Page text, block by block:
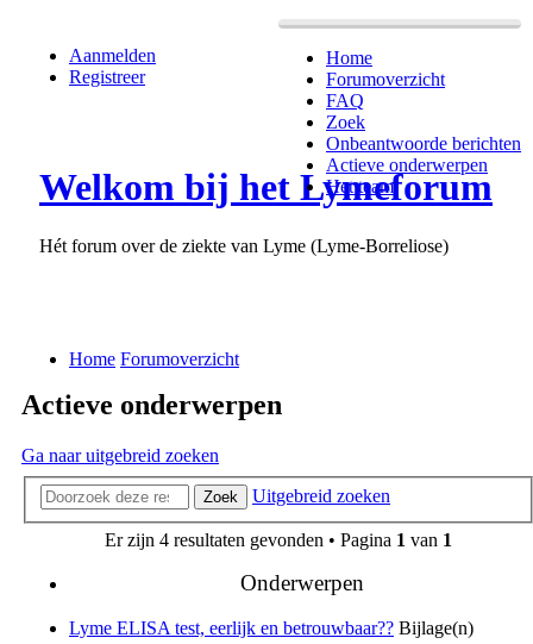
Home
Forumoverzicht
FAQ
Zoek
Onbeantwoorde berichten
Actieve onderwerpen
Het team
Aanmelden
Registreer
Welkom bij het Lymeforum
Hét forum over de ziekte van Lyme (Lyme-Borreliose)
Home Forumoverzicht
Actieve onderwerpen
Ga naar uitgebreid zoeken
Zoek Uitgebreid zoeken
Er zijn 4 resultaten gevonden • Pagina 1 van 1
Onderwerpen
Lyme ELISA test, eerlijk en betrouwbaar?? Bijlage(n)